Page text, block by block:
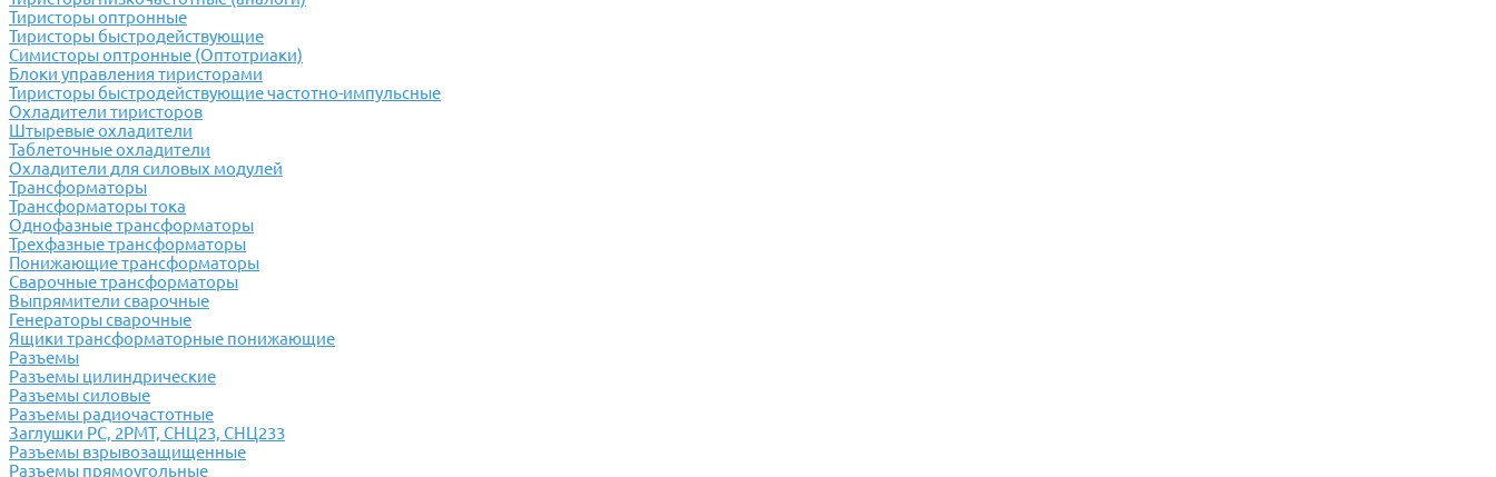
Тиристоры оптронные
Тиристоры быстродействующие
Симисторы оптронные (Оптотриаки)
Блоки управления тиристорами
Тиристоры быстродействующие частотно-импульсные
Охладители тиристоров
Штыревые охладители
Таблеточные охладители
Охладители для силовых модулей
Трансформаторы
Трансформаторы тока
Однофазные трансформаторы
Трехфазные трансформаторы
Понижающие трансформаторы
Сварочные трансформаторы
Выпрямители сварочные
Генераторы сварочные
Ящики трансформаторные понижающие
Разъемы
Разъемы цилиндрические
Разъемы силовые
Разъемы радиочастотные
Заглушки РС, 2РМТ, СНЦ23, СНЦ233
Разъемы взрывозащищенные
Разъемы прямоугольные